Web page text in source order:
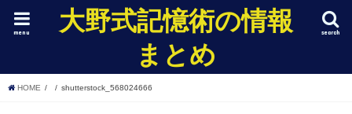
大野式記憶術の情報
まとめ
search
menu
HOME shutterstock_568024666